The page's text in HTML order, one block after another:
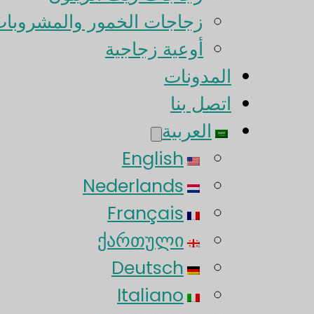
زجاجات الخمور
أوعية زجاجية
المدونات
اتصل بنا
العربية
English
Nederlands
Français
ქართული
Deutsch
Italiano